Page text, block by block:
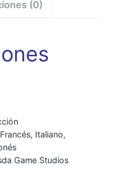
(0)
Italiano,
Game Studios